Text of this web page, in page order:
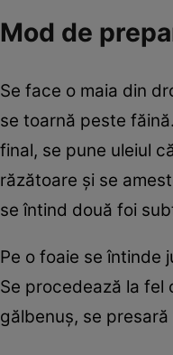
Mod de
Se face o ­maia din
se toarnă peste
final, se pune uleiul
răzătoare şi se
se întind două foi
Pe o foaie se întinde
Se procedează la fel
gălbenuş, se